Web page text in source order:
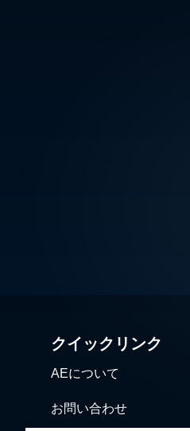
クイックリンク
AEについて
お問い合わせ